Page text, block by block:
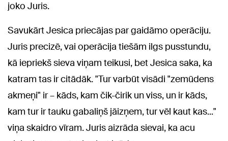
joko Juris.
Savukārt Jesica priecājas par gaidāmo operāciju.
Juris precizē, vai operācija tiešām ilgs pusstundu,
kā iepriekš sieva viņam teikusi, bet Jesica saka, ka
katram tas ir citādāk. "Tur varbūt visādi "zemūdens
akmeņi" ir – kāds, kam čik-čirik un viss, un ir kāds,
kam tur ir tauku gabaliņš jāizņem, tur vēl kaut kas..."
viņa skaidro vīram. Juris aizrāda sievai, ka acu